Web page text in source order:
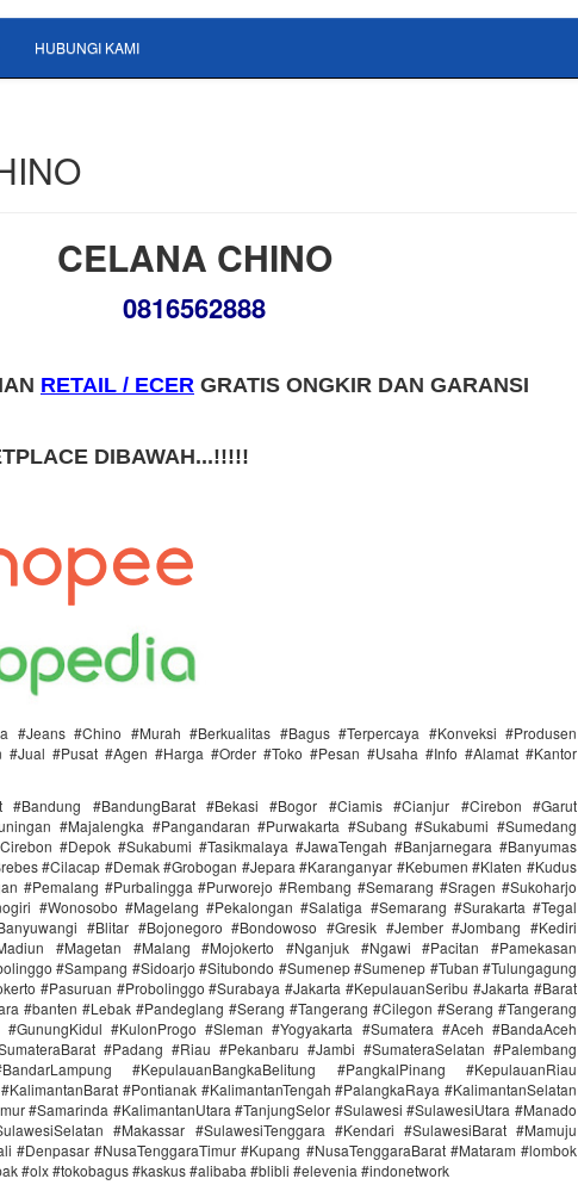
HUBUNGI KAMI
CELANA CHINO
0816562888
RETAIL / ECER GRATIS ONGKIR DAN GARANSI
DIBAWAH...!!!!!
#Jeans #Chino #Murah #Berkualitas #Bagus #Terpercaya #Konveksi #Produsen
#Jual #Pusat #Agen #Harga #Order #Toko #Pesan #Usaha #Info #Alamat #Kantor
#Bandung #BandungBarat #Bekasi #Bogor #Ciamis #Cianjur #Cirebon #Garut
#Majalengka #Pangandaran #Purwakarta #Subang #Sukabumi #Sumedang
#Depok #Sukabumi #Tasikmalaya #JawaTengah #Banjarnegara #Banyumas
#Cilacap #Demak #Grobogan #Jepara #Karanganyar #Kebumen #Klaten #Kudus
#Pemalang #Purbalingga #Purworejo #Rembang #Semarang #Sragen #Sukoharjo
#Wonosobo #Magelang #Pekalongan #Salatiga #Semarang #Surakarta #Tegal
#Blitar #Bojonegoro #Bondowoso #Gresik #Jember #Jombang #Kediri
#Magetan #Malang #Mojokerto #Nganjuk #Ngawi #Pacitan #Pamekasan
#Sampang #Sidoarjo #Situbondo #Sumenep #Sumenep #Tuban #Tulungagung
#Pasuruan #Probolinggo #Surabaya #Jakarta #KepulauanSeribu #Jakarta #Barat
#banten #Lebak #Pandeglang #Serang #Tangerang #Cilegon #Serang #Tangerang
#GunungKidul #KulonProgo #Sleman #Yogyakarta #Sumatera #Aceh #BandaAceh
#Padang #Riau #Pekanbaru #Jambi #SumateraSelatan #Palembang
#KepulauanBangkaBelitung #PangkalPinang #KepulauanRiau
#Pontianak #KalimantanTengah #PalangkaRaya #KalimantanSelatan
#Samarinda #KalimantanUtara #TanjungSelor #Sulawesi #SulawesiUtara #Manado
#Makassar #SulawesiTenggara #Kendari #SulawesiBarat #Mamuju
#Denpasar #NusaTenggaraTimur #Kupang #NusaTenggaraBarat #Mataram #lombok
#olx #tokobagus #kaskus #alibaba #blibli #elevenia #indonetwork